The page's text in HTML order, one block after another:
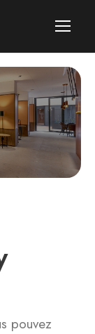
pouvez